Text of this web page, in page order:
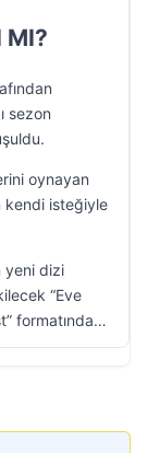
MI?
sezon
oynayan
kendi isteğiyle
yeni dizi
“Eve
formatında…